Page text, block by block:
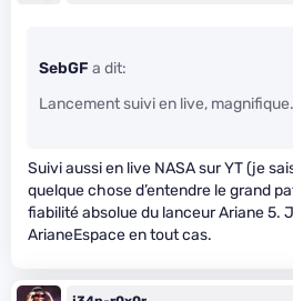
SebGF a dit:
Lancement suivi en live, magnifique.
Suivi aussi en live NASA sur YT (je
quelque chose d’entendre le grand
fiabilité absolue du lanceur Ariane 5.
ArianeEspace en tout cas.